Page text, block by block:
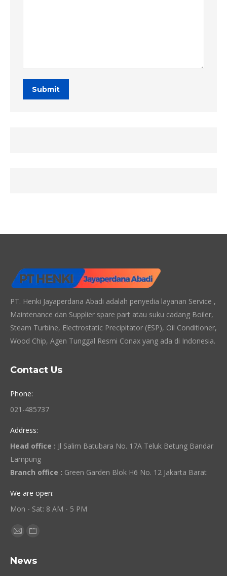
Submit
PT. Henki Jayaperdana Abadi adalah penyedia layanan Service ,
Maintenance dan Supplier spare part atau suku cadang Boiler,
Steam Turbine, Electrostatic Precipitator (ESP), Oil Conditioner,
Wood Chip, Agen Tunggal Resmi Conax yang ada di Indonesia.
Contact Us
Phone:
021-485737
Address:
Head office : Jl Salim Batubara No. 17A Teluk Betung Bandar
Lampung
Branch office : Green Garden Blok H6 No. 12 Jakarta Barat
We are open:
Mon - Sat: 8 AM - 5 PM
Find us on:
Mail
opens
Website
opens
News